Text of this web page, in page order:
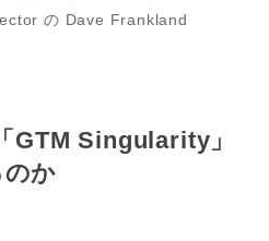
の Dave Frankland
GTM Singularity」
か